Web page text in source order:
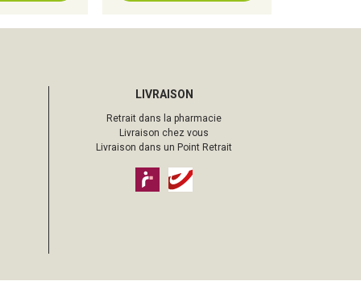
LIVRAISON
Retrait dans la pharmacie
Livraison chez vous
Livraison dans un Point Retrait